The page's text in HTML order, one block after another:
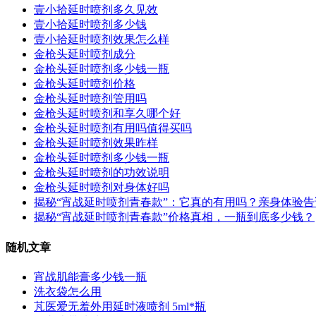
壹小拾延时喷剂多久见效
壹小拾延时喷剂多少钱
壹小拾延时喷剂效果怎么样
金枪头延时喷剂成分
金枪头延时喷剂多少钱一瓶
金枪头延时喷剂价格
金枪头延时喷剂管用吗
金枪头延时喷剂和享久哪个好
金枪头延时喷剂有用吗值得买吗
金枪头延时喷剂效果昨样
金枪头延时喷剂多少钱一瓶
金枪头延时喷剂的功效说明
金枪头延时喷剂对身体好吗
揭秘“宵战延时喷剂青春款”：它真的有用吗？亲身体验告
揭秘“宵战延时喷剂青春款”价格真相，一瓶到底多少钱？
随机文章
宵战肌能膏多少钱一瓶
洗衣袋怎么用
芃医爱无羞外用延时液喷剂 5ml*瓶